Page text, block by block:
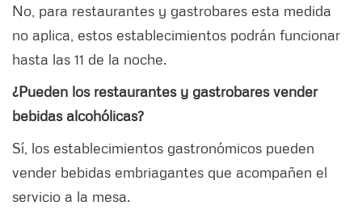
No, para restaurantes y gastrobares esta medida
no aplica, estos establecimientos podrán funcionar
hasta las 11 de la noche.
¿Pueden los restaurantes y gastrobares vender
bebidas alcohólicas?
Sí, los establecimientos gastronómicos pueden
vender bebidas embriagantes que acompañen el
servicio a la mesa.